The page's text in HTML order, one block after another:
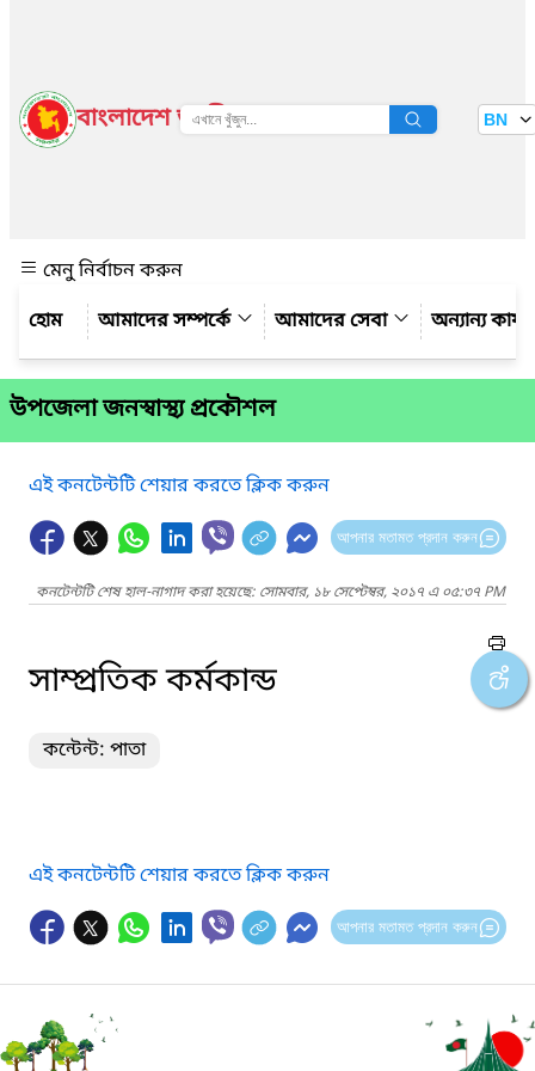
বাংলাদেশ জাতীয় তথ্য বাতায়ন BN
মেনু নির্বাচন করুন
আমাদের সম্পর্কে
আমাদের সেবা অন্যান্য
উপজেলা জনস্বাস্থ্য প্রকৌশল
এই কনটেন্টটি শেয়ার করতে ক্লিক করুন
আপনার মতামত প্রদান করুন
কনটেন্টটি শেষ হাল-নাগাদ করা হয়েছে: সোমবার, ১৮ সেপ্টেম্বর, ২০১৭ এ ০৫:৩৭ PM
সাম্প্রতিক কর্মকান্ড
কন্টেন্ট: পাতা
এই কনটেন্টটি শেয়ার করতে ক্লিক করুন
আপনার মতামত প্রদান করুন